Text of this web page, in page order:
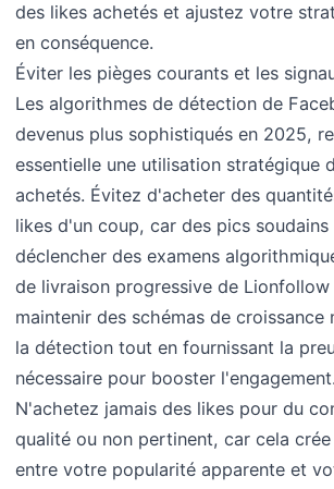
des likes achetés et ajustez votre
en conséquence.
Éviter les pièges courants et les
Les algorithmes de détection de
devenus plus sophistiqués en 2025,
essentielle une utilisation stratégique
achetés. Évitez d'acheter des
likes d'un coup, car des pics soudains
déclencher des examens
de livraison progressive de Lionfollow
maintenir des schémas de croissance
la détection tout en fournissant la
nécessaire pour booster l'engagement.
N'achetez jamais des likes pour du
qualité ou non pertinent, car cela
entre votre popularité apparente et